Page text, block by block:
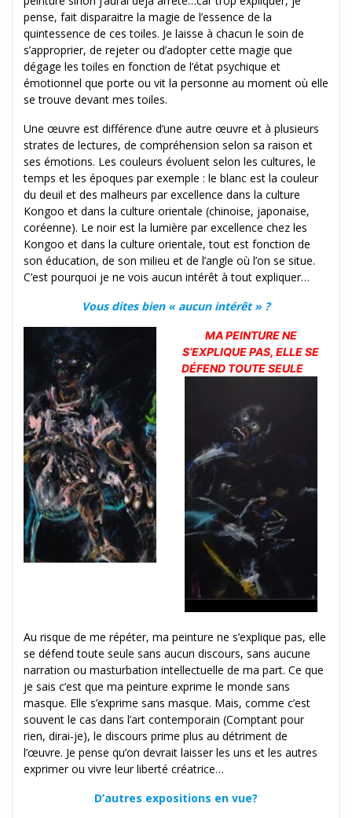
pense, fait disparaitre la magie de l’essence de la
quintessence de ces toiles. Je laisse à chacun le soin de
s’approprier, de rejeter ou d’adopter cette magie que
dégage les toiles en fonction de l’état psychique et
émotionnel que porte ou vit la personne au moment où elle
se trouve devant mes toiles.
Une œuvre est différence d’une autre œuvre et à plusieurs
strates de lectures, de compréhension selon sa raison et
ses émotions. Les couleurs évoluent selon les cultures, le
temps et les époques par exemple : le blanc est la couleur
du deuil et des malheurs par excellence dans la culture
Kongoo et dans la culture orientale (chinoise, japonaise,
coréenne). Le noir est la lumière par excellence chez les
Kongoo et dans la culture orientale, tout est fonction de
son éducation, de son milieu et de l’angle où l’on se situe.
C’est pourquoi je ne vois aucun intérêt à tout expliquer…
Vous dites bien « aucun intérêt » ?
MA PEINTURE NE
S’EXPLIQUE PAS, ELLE SE
DÉFEND TOUTE SEULE
Au risque de me répéter, ma peinture ne s’explique pas, elle
se défend toute seule sans aucun discours, sans aucune
narration ou masturbation intellectuelle de ma part. Ce que
je sais c’est que ma peinture exprime le monde sans
masque. Elle s’exprime sans masque. Mais, comme c’est
souvent le cas dans l’art contemporain (Comptant pour
rien, dirai-je), le discours prime plus au détriment de
l’œuvre. Je pense qu’on devrait laisser les uns et les autres
exprimer ou vivre leur liberté créatrice…
D’autres expositions en vue?